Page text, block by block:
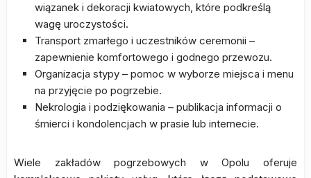
wiązanek i dekoracji kwiatowych, które podkreślą
wagę uroczystości.
Transport zmarłego i uczestników ceremonii –
zapewnienie komfortowego i godnego przewozu.
Organizacja stypy – pomoc w wyborze miejsca i menu
na przyjęcie po pogrzebie.
Nekrologia i podziękowania – publikacja informacji o
śmierci i kondolencjach w prasie lub internecie.
Wiele zakładów pogrzebowych w Opolu oferuje